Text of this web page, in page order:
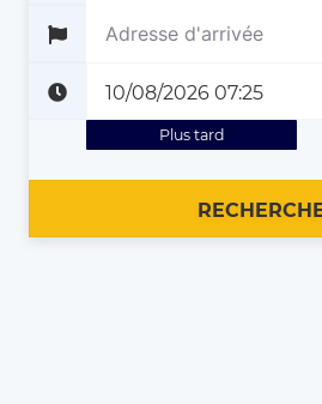
Plus tard